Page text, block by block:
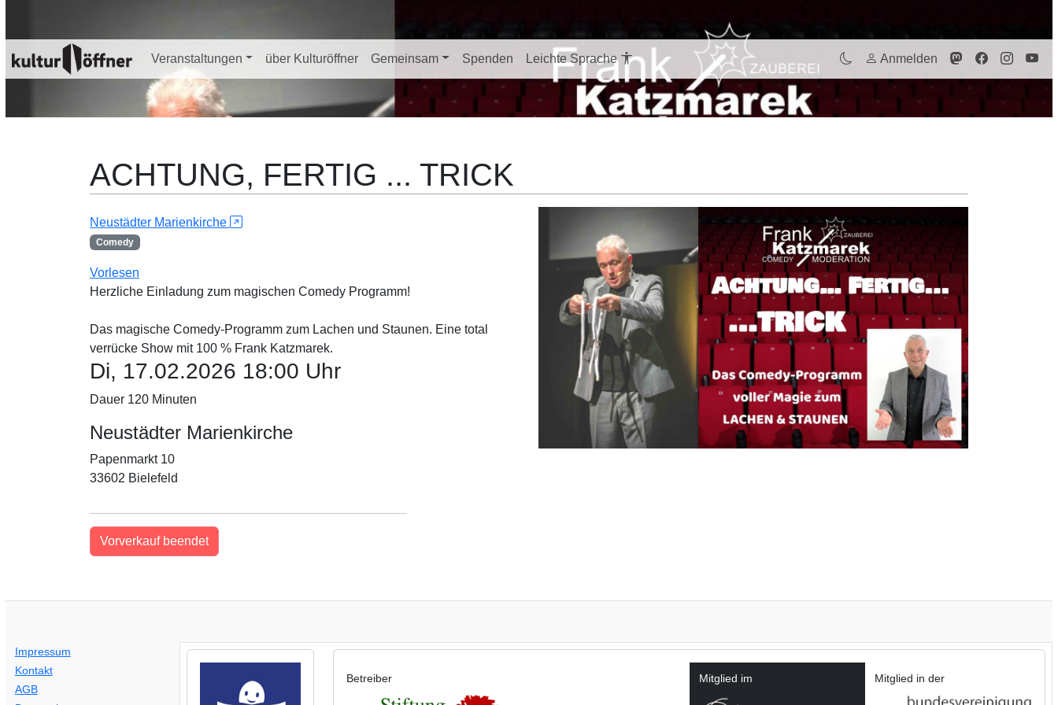
Veranstaltungen über Kulturöffner Gemeinsam Spenden Leichte Sprache Anmelden
ACHTUNG, FERTIG ... TRICK
Neustädter Marienkirche
Comedy
Vorlesen
Herzliche Einladung zum magischen Comedy Programm!
Das magische Comedy-Programm zum Lachen und Staunen. Eine total
verrücke Show mit 100 % Frank Katzmarek.
Di, 17.02.2026 18:00 Uhr
Dauer 120 Minuten
Neustädter Marienkirche
Papenmarkt 10
33602 Bielefeld
Vorverkauf beendet
Impressum
Kontakt
AGB
Betreiber Mitglied im Mitglied in der